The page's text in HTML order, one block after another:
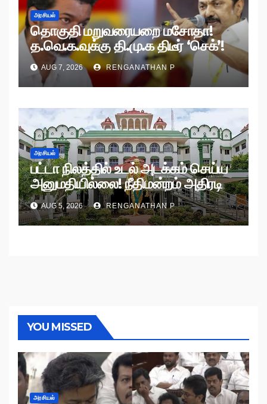
அரசியல்
தொகுதி மறுவரையறை மசோதா!
த.வெ.க.வுக்கு தி.மு.க திடீர் ‘செக்’!
AUG 7, 2026 RENGANATHAN P
அரசியல்
பட்டா நிலத்தில் உடல் அடக்கம் செய்ய
அனுமதியில்லை! நீதிமன்றம் அதிரடி
உத்தரவு!
AUG 5, 2026 RENGANATHAN P
YOU MISSED
அரசியல்